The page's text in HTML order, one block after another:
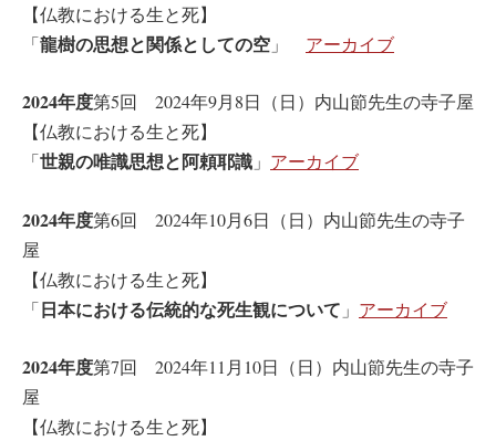
【仏教における生と死】
「龍樹の思想と関係としての空 」 アーカイブ
2024年度第5回 2024年9月8日（日）内山節先生の寺子屋
【仏教における生と死】
「世親の唯識思想と阿頼耶識 」 アーカイブ
2024年度第6回 2024年10月6日（日）内山節先生の寺子
屋
【仏教における生と死】
「日本における伝統的な死生観について 」 アーカイブ
2024年度第7回 2024年11月10日（日）内山節先生の寺子
屋
【仏教における生と死】